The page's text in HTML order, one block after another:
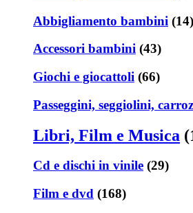
Abbigliamento bambini (14)
Accessori bambini (43)
Giochi e giocattoli (66)
Passeggini, seggiolini,
Libri, Film e Musica
Cd e dischi in vinile (29)
Film e dvd (168)